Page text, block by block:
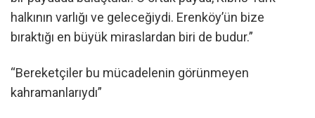
halkının varlığı ve geleceğiydi. Erenköy’ün bize
bıraktığı en büyük miraslardan biri de budur.”
“Bereketçiler bu mücadelenin görünmeyen
kahramanlarıydı”